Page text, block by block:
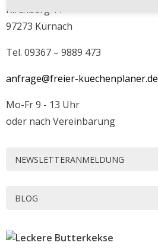
Kirchberg 11
97273 Kürnach
Tel. 09367 – 9889 473
anfrage@freier-kuechenplaner.de
Mo-Fr 9 - 13 Uhr
oder nach Vereinbarung
NEWSLETTERANMELDUNG
BLOG